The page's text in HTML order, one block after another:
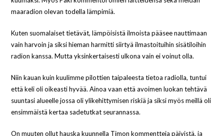
maaradion olevan todella lämpimiä.
Kuten suomalaiset tietävät, lämpöisistä ilmoista pääsee nauttimaan
vain harvoin ja siksi hieman harmitti siirtyä ilmastoituihin sisätiloihin
radion kanssa. Mutta yksinkertaisesti ulkona vain ei voinut olla.
Niin kauan kuin kuulimme pilottien taipaleesta tietoa radiolla, tuntui
että keli oli oikeasti hyvää. Ainoa vaan että avoimen luokan tehtävä
suuntasi alueelle jossa oli ylikehittymisen riskiä ja siksi myös meillä oli
ensimmäistä kertaa sadetutkat seurannassa.
On muuten ollut hauska kuunnella Timon kommentteja päivistä, ja